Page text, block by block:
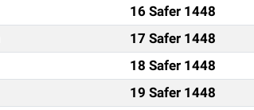
16 Safer 1448
17 Safer 1448
18 Safer 1448
19 Safer 1448